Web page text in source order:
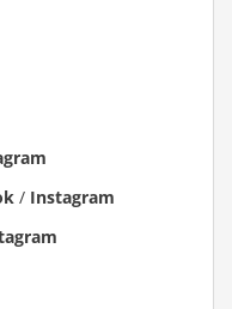
/ Instagram